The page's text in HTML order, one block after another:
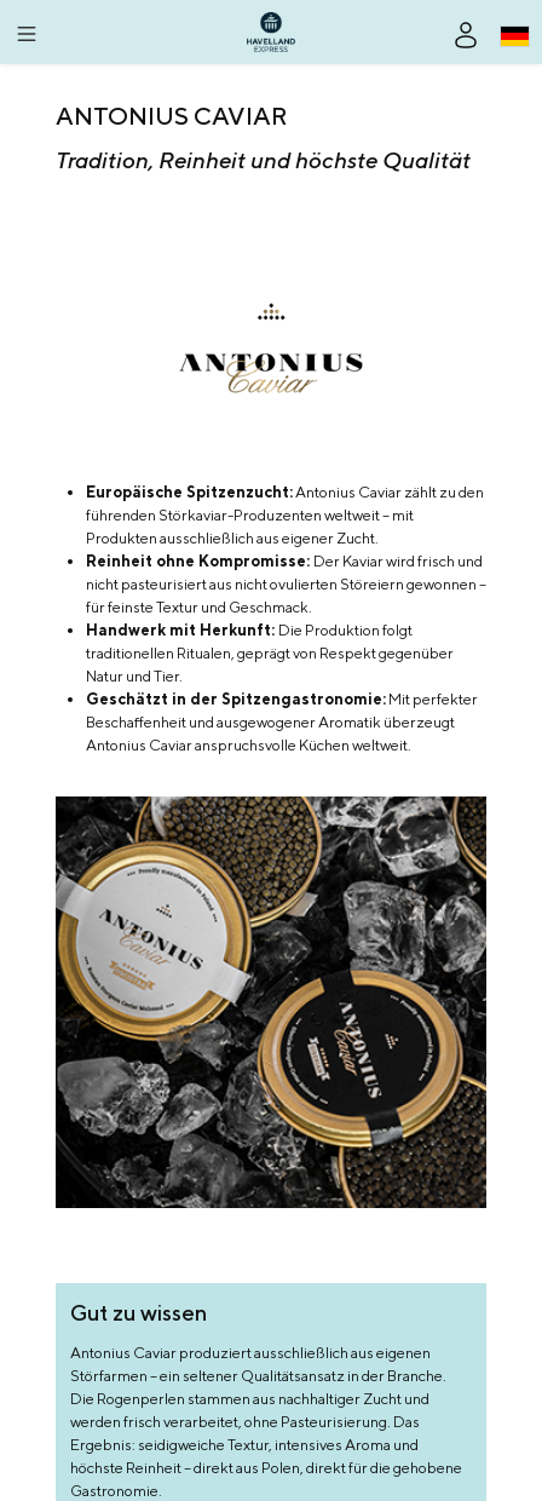
ANTONIUS CAVIAR
Tradition, Reinheit und höchste Qualität
Europäische Spitzenzucht:Antonius Caviar zählt zu den
führenden Störkaviar-Produzenten weltweit – mit
Produkten ausschließlich aus eigener Zucht.
Reinheit ohne Kompromisse: Der Kaviar wird frisch und
nicht pasteurisiert aus nicht ovulierten Störeiern gewonnen –
für feinste Textur und Geschmack.
Handwerk mit Herkunft: Die Produktion folgt
traditionellen Ritualen, geprägt von Respekt gegenüber
Natur und Tier.
Geschätzt in der Spitzengastronomie: Mit perfekter
Beschaffenheit und ausgewogener Aromatik überzeugt
Antonius Caviar anspruchsvolle Küchen weltweit.
Gut zu wissen
Antonius Caviar produziert ausschließlich aus eigenen
Störfarmen – ein seltener Qualitätsansatz in der Branche.
Die Rogenperlen stammen aus nachhaltiger Zucht und
werden frisch verarbeitet, ohne Pasteurisierung. Das
Ergebnis: seidigweiche Textur, intensives Aroma und
höchste Reinheit – direkt aus Polen, direkt für die gehobene
Gastronomie.